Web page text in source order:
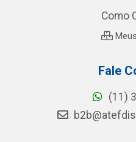
Como
Fale
(11)